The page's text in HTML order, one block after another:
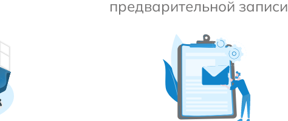
предварительной записи